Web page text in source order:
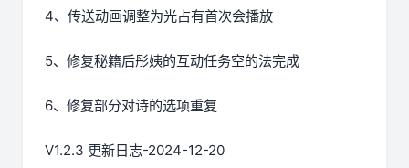
4、传送动画调整为光占有首次会播放
5、修复秘籍后彤姨的互动任务空的法完成
6、修复部分对诗的选项重复
V1.2.3 更新日志-2024-12-20